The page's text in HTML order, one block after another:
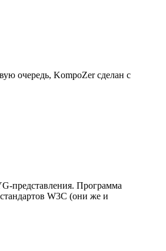
очередь, KompoZer сделан с
представления. Программа
W3C (они же и